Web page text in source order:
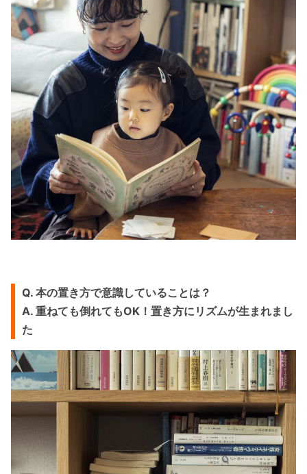
Q. 本の置き方で意識していることは？
A. 重ねても倒れてもOK！置き方にリズムが生まれまし
た